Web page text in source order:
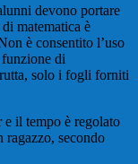
devono portare
matematica è
è consentito l’uso
di
solo i fogli forniti
il tempo è regolato
ragazzo, secondo